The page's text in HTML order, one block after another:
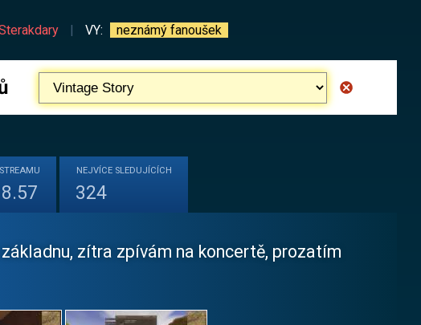
| VY: neznámý fanoušek
NEJVÍCE SLEDUJÍCÍCH
324
zítra zpívám na koncertě, prozatím